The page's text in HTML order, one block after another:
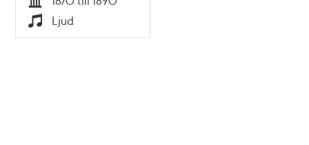
80-talet.
Tid
Typ
Ljud